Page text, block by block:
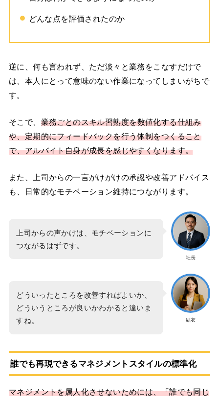
どんな点を評価されたのか
逆に、何も言われず、ただ淡々と業務をこなすだけで
は、本人にとって意味のない作業になってしまいがちで
す。
そこで、 業務ごとのスキル習熟度を数値化する仕組み
や、定期的にフィードバックを行う体制をつくること
で、アルバイト自身が成長を感じやすくなります。
また、上司からの一言がけがけの承認や改善アドバイス
も、日常的なモチベーション維持につながります。
社長
上司からの声かけは、モチベーションに
つながるはずです。
結衣
どういったところを改善すればよいか、
どういうところが良いかわかると違いま
すね。
誰でも再現できるマネジメントスタイルの標準化
マネジメントを属人化させないためには、「誰でも同じ